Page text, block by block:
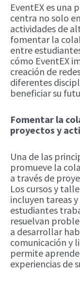
EventEX es una
centra no solo
actividades de
fomentar la
entre
cómo EventEX
creación de
diferentes
beneficiar su
Fomentar la
proyectos y
Una de las
promueve la
a través de
Los cursos y
incluyen tareas
estudiantes
resuelvan
a desarrollar
comunicación y
permite
experiencias de